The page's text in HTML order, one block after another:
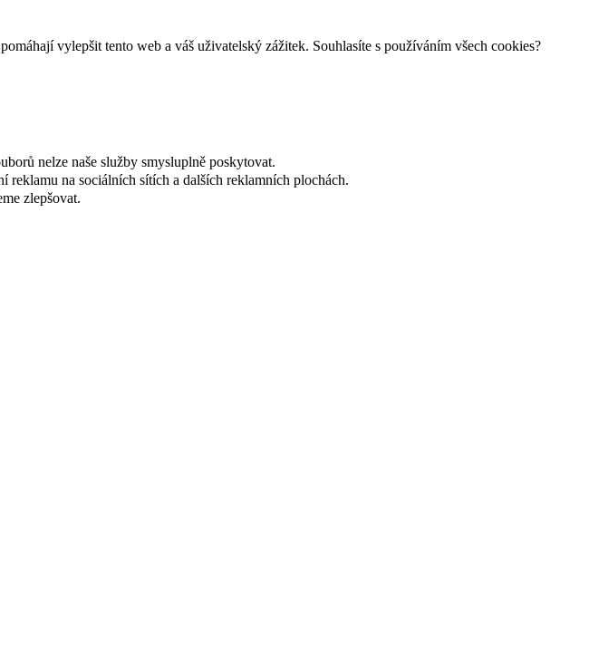
vylepšit tento web a váš uživatelský zážitek. Souhlasíte s používáním všech cookies?
nelze naše služby smysluplně poskytovat.
na sociálních sítích a dalších reklamních plochách.
zlepšovat.